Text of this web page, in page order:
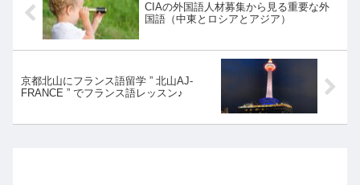
CIAの外国語人材募集から見る重要な外
国語（中東とロシアとアジア）
京都北山にフランス語留学 ” 北山AJ-
FRANCE ” でフランス語レッスン♪